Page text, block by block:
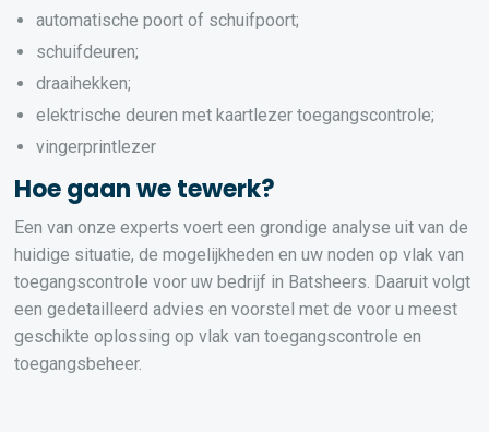
automatische poort of schuifpoort;
schuifdeuren;
draaihekken;
elektrische deuren met kaartlezer toegangscontrole;
vingerprintlezer
Hoe gaan we tewerk?
Een van onze experts voert een grondige analyse uit van de
huidige situatie, de mogelijkheden en uw noden op vlak van
toegangscontrole voor uw bedrijf in Batsheers. Daaruit volgt
een gedetailleerd advies en voorstel met de voor u meest
geschikte oplossing op vlak van toegangscontrole en
toegangsbeheer.